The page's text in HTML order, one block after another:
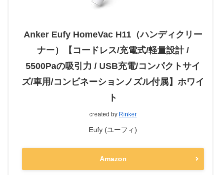
Anker Eufy HomeVac H11（ハンディクリー
ナー）【コードレス/充電式/軽量設計 /
5500Paの吸引力 / USB充電/コンパクトサイ
ズ/車用/コンビネーションノズル付属】ホワイ
ト
created by Rinker
Eufy (ユーフィ)
Amazon